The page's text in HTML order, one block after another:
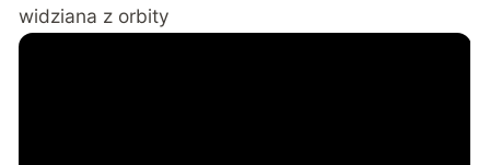
widziana z orbity